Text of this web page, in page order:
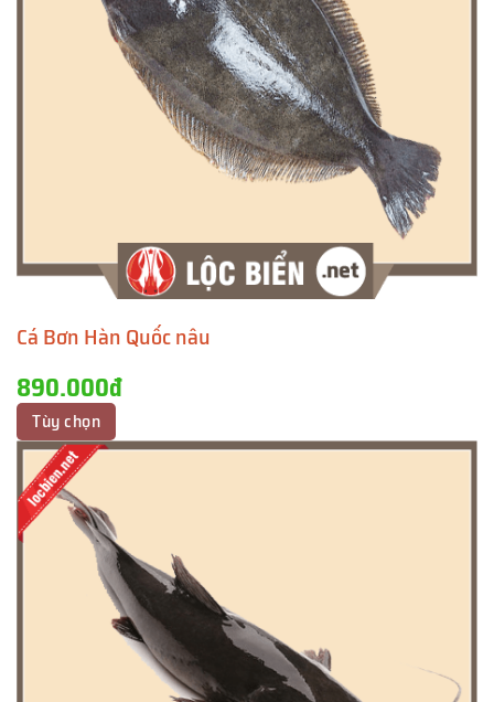
Cá Bơn Hàn Quốc nâu
890.000đ
Tùy chọn